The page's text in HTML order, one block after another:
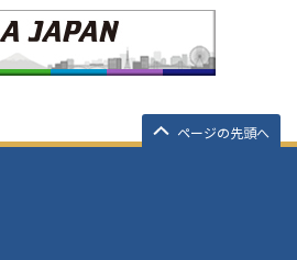
ページの先頭へ